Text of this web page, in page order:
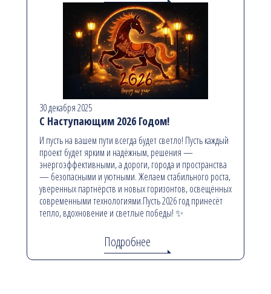
30 декабря 2025
С Наступающим 2026 Годом!
И пусть на вашем пути всегда будет светло! Пусть каждый
проект будет ярким и надёжным, решения —
энергоэффективными, а дороги, города и пространства
— безопасными и уютными. Желаем стабильного роста,
уверенных партнёрств и новых горизонтов, освещённых
современными технологиями.Пусть 2026 год принесёт
тепло, вдохновение и светлые победы! ✨
Подробнее